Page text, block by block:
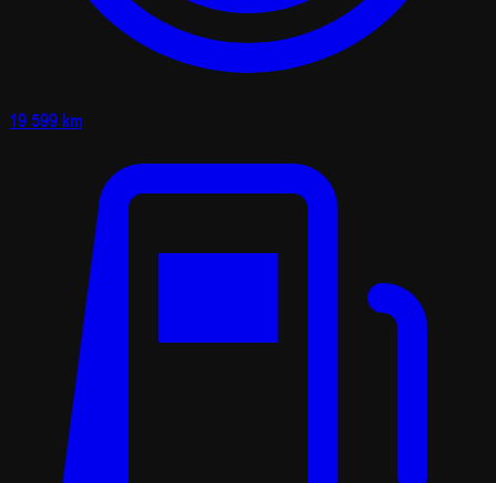
19 599 km